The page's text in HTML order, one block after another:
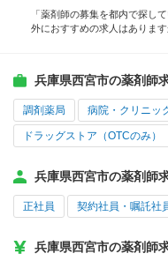
「薬剤師の募集を都内で探し
外におすすめの求人はありま
兵庫県西宮市の薬剤師
調剤薬局 病院・クリニッ
ドラッグストア（OTCのみ）
兵庫県西宮市の薬剤師
正社員 契約社員・嘱託社
兵庫県西宮市の薬剤師